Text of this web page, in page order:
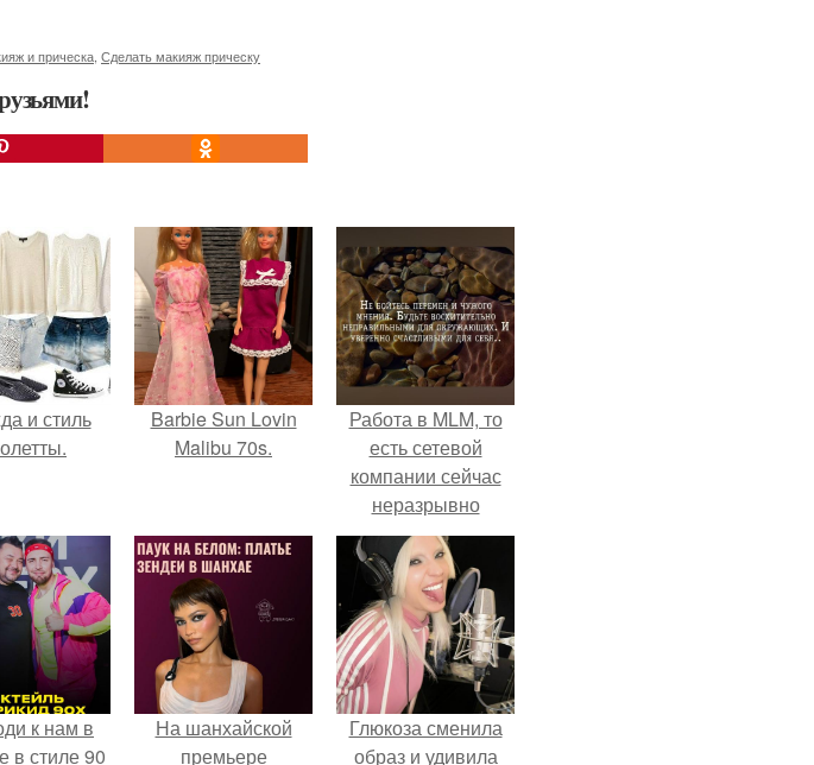
и прическа Сделать макияж прическу
и стиль
Barbie Sun Lovin
Malibu 70s.
Работа в MLM, то
есть сетевой
компании сейчас
неразрывно
связана с создание
своего контента,
своей страницы в
соц сетях.
к нам в
в стиле 90
На шанхайской
премьере
Глюкоза сменила
образ и удивила